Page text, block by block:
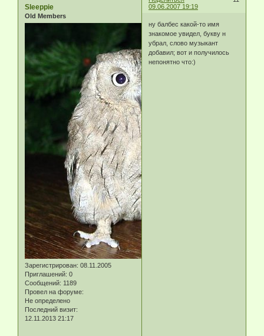
09.06.2007 19:19
Sleeppie
Old Members
Зарегистрирован: 08.11.2005
Приглашений: 0
Сообщений: 1189
Провел на форуме:
Не определено
Последний визит:
12.11.2013 21:17
ну балбес какой-то имя
знакомое увидел, букву н
убрал, слово музыкант
добавил; вот и получилось
непонятно что:)